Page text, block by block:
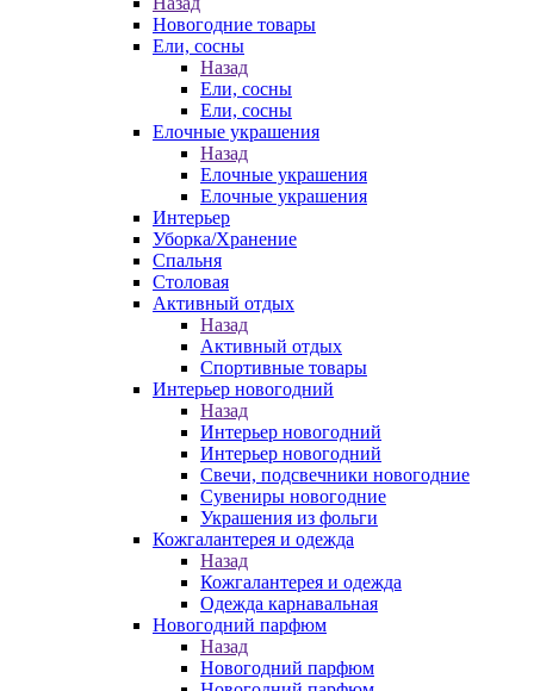
Новогодние товары
Ели, сосны
Назад
Ели, сосны
Ели, сосны
Елочные украшения
Назад
Елочные украшения
Елочные украшения
Интерьер
Уборка/Хранение
Спальня
Столовая
Активный отдых
Назад
Активный отдых
Спортивные товары
Интерьер новогодний
Назад
Интерьер новогодний
Интерьер новогодний
Свечи, подсвечники новогодние
Сувениры новогодние
Украшения из фольги
Кожгалантерея и одежда
Назад
Кожгалантерея и одежда
Одежда карнавальная
Новогодний парфюм
Назад
Новогодний парфюм